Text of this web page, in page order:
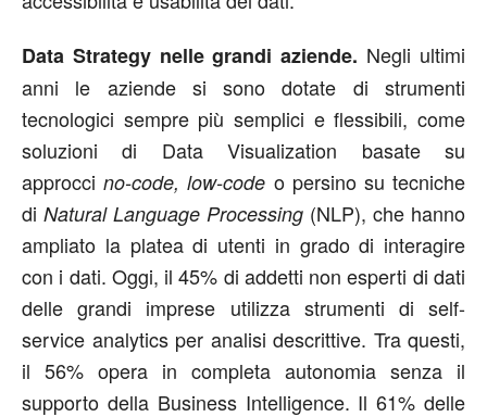
Data Strategy nelle grandi aziende. Negli ultimi
anni le aziende si sono dotate di strumenti
tecnologici sempre più semplici e flessibili, come
soluzioni di Data Visualization basate su
approccino-code, low-code o persino su tecniche
di Natural Language Processing (NLP), che hanno
ampliato la platea di utenti in grado di interagire
con i dati. Oggi, il 45% di addetti non esperti di dati
delle grandi imprese utilizza strumenti di self-
service analytics per analisi descrittive. Tra questi,
il 56% opera in completa autonomia senza il
supporto della Business Intelligence. Il 61% delle